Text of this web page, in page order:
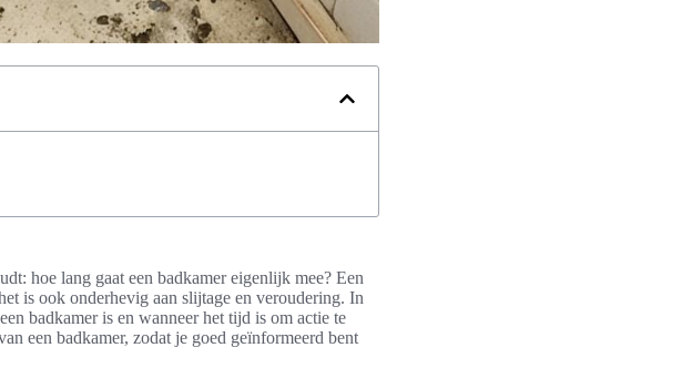
hoe lang gaat een badkamer eigenlijk mee? Een
is ook onderhevig aan slijtage en veroudering. In
badkamer is en wanneer het tijd is om actie te
een badkamer, zodat je goed geïnformeerd bent